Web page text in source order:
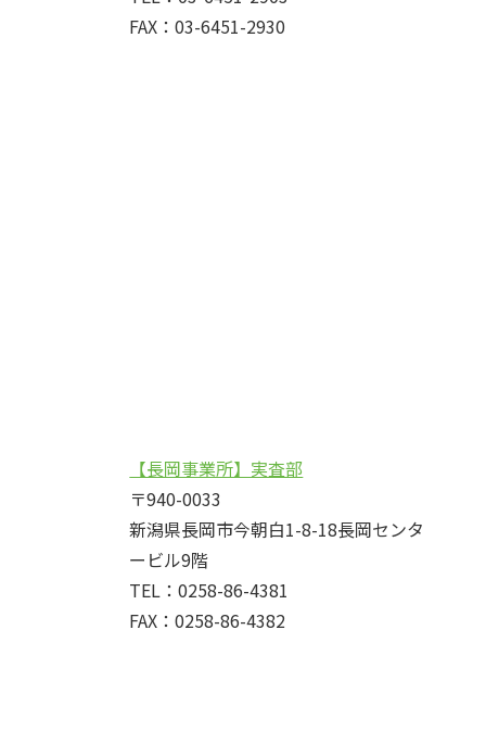
FAX：03-6451-2930
【長岡事業所】実査部
〒940-0033
新潟県長岡市今朝白1-8-18長岡センタ
ービル9階
TEL：0258-86-4381
FAX：0258-86-4382